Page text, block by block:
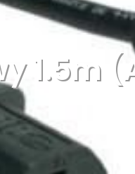
1.5m